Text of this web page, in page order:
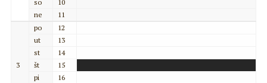
so
10
ne
11
3
po
12
ut
13
st
14
št
15
pi
16